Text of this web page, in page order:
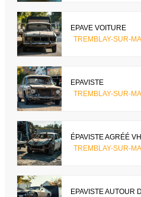
EPAVE VOITURE
TREMBLAY-SUR-
EPAVISTE
TREMBLAY-SUR-
ÉPAVISTE AGRÉÉ
TREMBLAY-SUR-
EPAVISTE AUTOUR